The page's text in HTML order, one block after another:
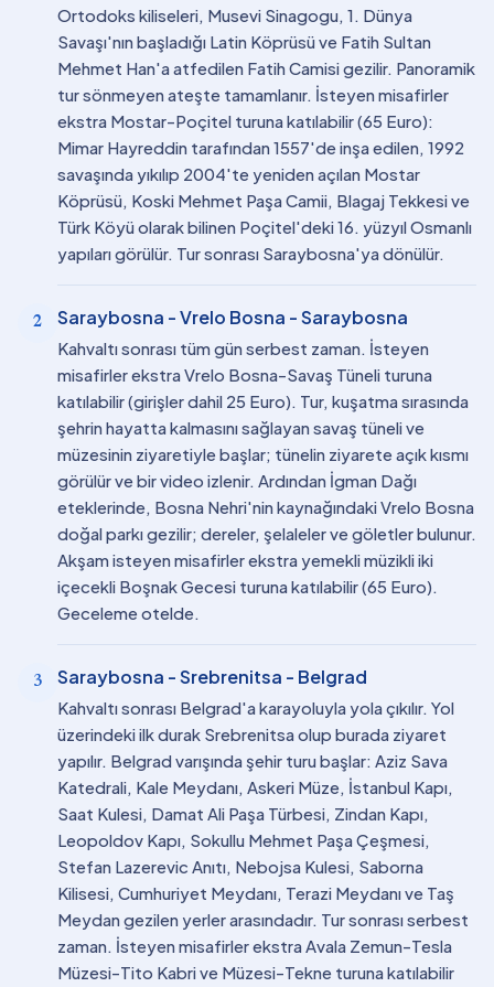
Ortodoks kiliseleri, Musevi Sinagogu, 1. Dünya
Savaşı'nın başladığı Latin Köprüsü ve Fatih Sultan
Mehmet Han'a atfedilen Fatih Camisi gezilir. Panoramik
tur sönmeyen ateşte tamamlanır. İsteyen misafirler
ekstra Mostar-Poçitel turuna katılabilir (65 Euro):
Mimar Hayreddin tarafından 1557'de inşa edilen, 1992
savaşında yıkılıp 2004'te yeniden açılan Mostar
Köprüsü, Koski Mehmet Paşa Camii, Blagaj Tekkesi ve
Türk Köyü olarak bilinen Poçitel'deki 16. yüzyıl Osmanlı
yapıları görülür. Tur sonrası Saraybosna'ya dönülür.
2 Saraybosna - Vrelo Bosna - Saraybosna
Kahvaltı sonrası tüm gün serbest zaman. İsteyen
misafirler ekstra Vrelo Bosna-Savaş Tüneli turuna
katılabilir (girişler dahil 25 Euro). Tur, kuşatma sırasında
şehrin hayatta kalmasını sağlayan savaş tüneli ve
müzesinin ziyaretiyle başlar; tünelin ziyarete açık kısmı
görülür ve bir video izlenir. Ardından İgman Dağı
eteklerinde, Bosna Nehri'nin kaynağındaki Vrelo Bosna
doğal parkı gezilir; dereler, şelaleler ve göletler bulunur.
Akşam isteyen misafirler ekstra yemekli müzikli iki
içecekli Boşnak Gecesi turuna katılabilir (65 Euro).
Geceleme otelde.
3 Saraybosna - Srebrenitsa - Belgrad
Kahvaltı sonrası Belgrad'a karayoluyla yola çıkılır. Yol
üzerindeki ilk durak Srebrenitsa olup burada ziyaret
yapılır. Belgrad varışında şehir turu başlar: Aziz Sava
Katedrali, Kale Meydanı, Askeri Müze, İstanbul Kapı,
Saat Kulesi, Damat Ali Paşa Türbesi, Zindan Kapı,
Leopoldov Kapı, Sokullu Mehmet Paşa Çeşmesi,
Stefan Lazerevic Anıtı, Nebojsa Kulesi, Saborna
Kilisesi, Cumhuriyet Meydanı, Terazi Meydanı ve Taş
Meydan gezilen yerler arasındadır. Tur sonrası serbest
zaman. İsteyen misafirler ekstra Avala Zemun-Tesla
Müzesi-Tito Kabri ve Müzesi-Tekne turuna katılabilir